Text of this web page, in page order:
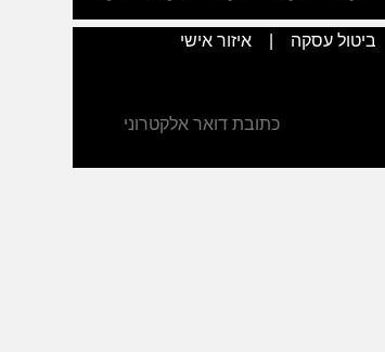
ביטול עסקה איזור אישי